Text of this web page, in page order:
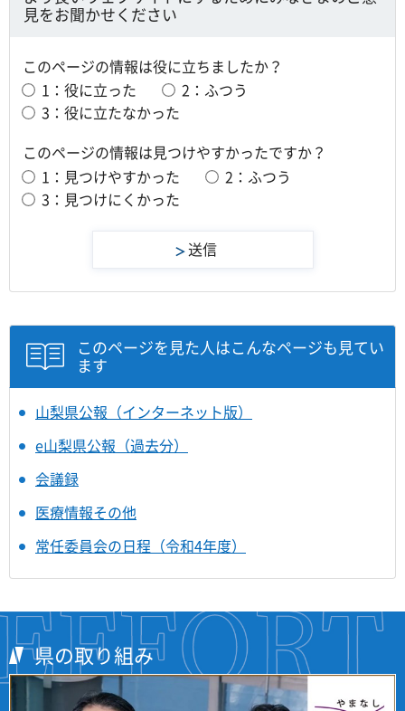
見をお聞かせください
このページの情報は役に立ちましたか？
1：役に立った
2：ふつう
3：役に立たなかった
このページの情報は見つけやすかったですか？
1：見つけやすかった
2：ふつう
3：見つけにくかった
このページを見た人はこんなページも見てい
ます
山梨県公報（インターネット版）
e山梨県公報（過去分）
会議録
医療情報その他
常任委員会の日程（令和4年度）
県の取り組み